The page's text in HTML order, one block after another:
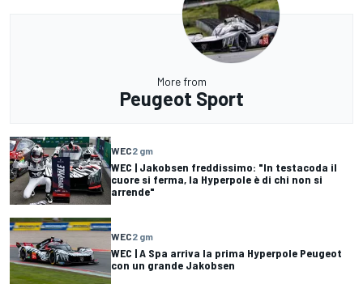
More from
Peugeot Sport
WEC2 gm
WEC | Jakobsen freddissimo: "In testacoda il
cuore si ferma, la Hyperpole è di chi non si
arrende"
WEC2 gm
WEC | A Spa arriva la prima Hyperpole Peugeot
con un grande Jakobsen